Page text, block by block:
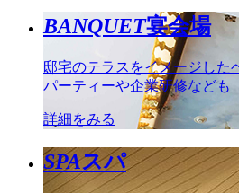
BANQUET宴会場
邸宅のテラスをイメージした
パーティーや企業研修なども
詳細をみる
SPAスパ